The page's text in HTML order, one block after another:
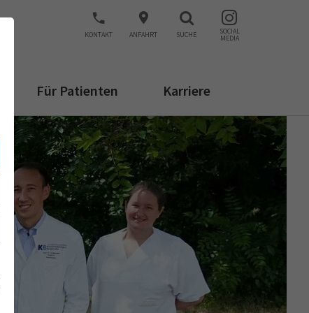
KONTAKT ANFAHRT SUCHE SOCIAL
MEDIA
Für Patienten Karriere